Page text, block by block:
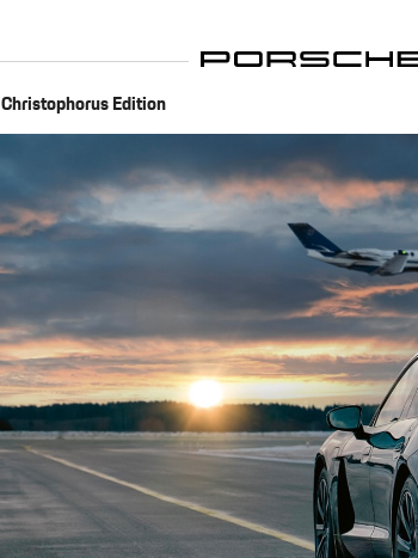
Christophorus Edition